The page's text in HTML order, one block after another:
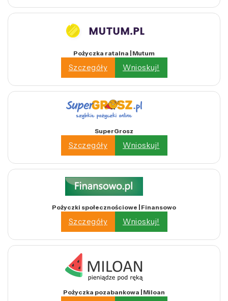
Pożyczka ratalna | Mutum
Szczegóły Wnioskuj!
SuperGrosz
Szczegóły Wnioskuj!
Pożyczki społecznościowe | Finansowo
Szczegóły Wnioskuj!
Pożyczka pozabankowa | Miloan